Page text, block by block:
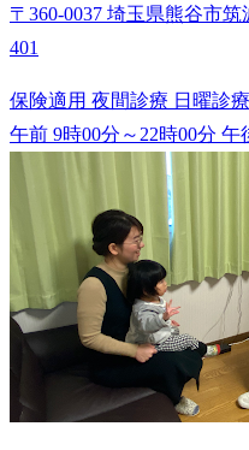
〒360-0037 埼玉県熊谷市
401
保険適用 夜間診療 日曜診療
午前 9時00分～22時00分 午